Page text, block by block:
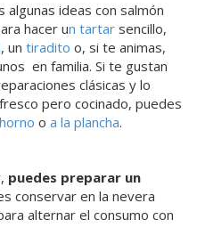
algunas ideas con salmón
hacer un tartarsencillo,
, un tiradito o, si te animas,
en familia. Si te gustan
clásicas y lo
pero cocinado, puedes
o a la plancha.
puedes preparar un
conservar en la nevera
alternar el consumo con